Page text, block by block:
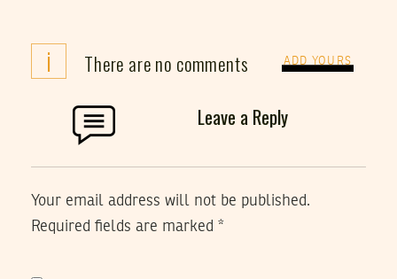
i There are no comments ADD YOURS
Leave a Reply
Your email address will not be published.
Required fields are marked *